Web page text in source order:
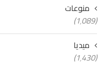
منوعات
(1٬089)
ميديا
(1٬430)